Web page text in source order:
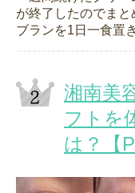
が終了したのでま
ブランを1日一食置
湘南美
フトを
は？【